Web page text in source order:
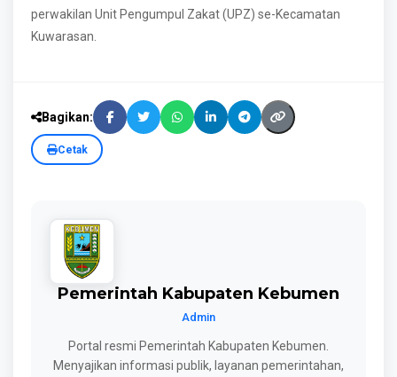
perwakilan Unit Pengumpul Zakat (UPZ) se-Kecamatan
Kuwarasan.
Bagikan:
Cetak
Pemerintah Kabupaten Kebumen
Admin
Portal resmi Pemerintah Kabupaten Kebumen.
Menyajikan informasi publik, layanan pemerintahan,